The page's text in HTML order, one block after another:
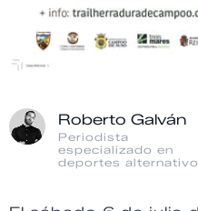
Roberto Galván
Periodista
especializado en
deportes